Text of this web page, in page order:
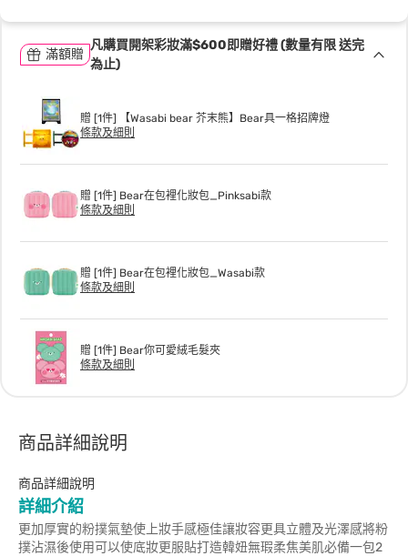
滿額贈
凡購買開架彩妝滿$600即贈好禮 (數量有限 送完
為止)
贈 [1件] 【Wasabi bear 芥末熊】Bear具一格招牌燈
條款及細則
贈 [1件] Bear在包裡化妝包_Pinksabi款
條款及細則
贈 [1件] Bear在包裡化妝包_Wasabi款
條款及細則
贈 [1件] Bear你可愛絨毛髮夾
條款及細則
商品詳細說明
商品詳細說明
詳細介紹
更加厚實的粉撲氣墊使上妝手感極佳讓妝容更具立體及光澤感將粉
撲沾濕後使用可以使底妝更服貼打造韓妞無瑕柔焦美肌必備一包2